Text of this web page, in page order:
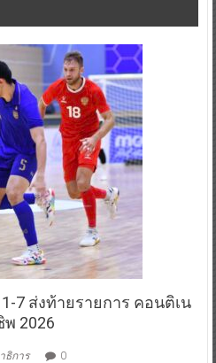
7 ส่งท้ายรายการ คอนติเน
2026
ธิการ 0